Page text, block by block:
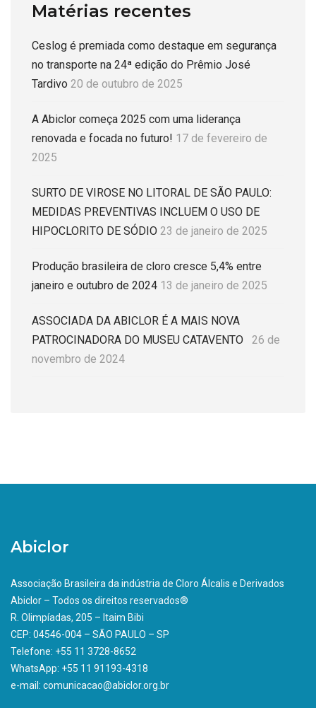
Matérias recentes
Ceslog é premiada como destaque em segurança
no transporte na 24ª edição do Prêmio José
Tardivo 20 de outubro de 2025
A Abiclor começa 2025 com uma liderança
renovada e focada no futuro! 17 de fevereiro de
2025
SURTO DE VIROSE NO LITORAL DE SÃO PAULO:
MEDIDAS PREVENTIVAS INCLUEM O USO DE
HIPOCLORITO DE SÓDIO 23 de janeiro de 2025
Produção brasileira de cloro cresce 5,4% entre
janeiro e outubro de 2024 13 de janeiro de 2025
ASSOCIADA DA ABICLOR É A MAIS NOVA
PATROCINADORA DO MUSEU CATAVENTO
26 de
novembro de 2024
Abiclor
Associação Brasileira da indústria de Cloro Álcalis e Derivados
Abiclor – Todos os direitos reservados®
R. Olimpíadas, 205 – Itaim Bibi
CEP: 04546-004 – SÃO PAULO – SP
Telefone: +55 11 3728-8652
WhatsApp: +55 11 91193-4318
e-mail: comunicacao@abiclor.org.br